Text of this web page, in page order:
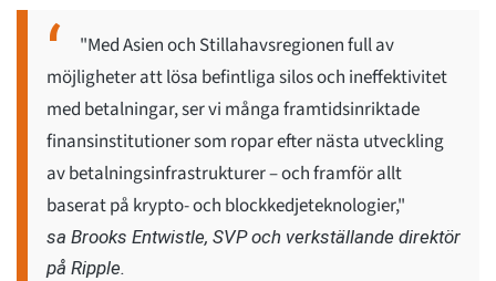
"Med Asien och Stillahavsregionen full av
möjligheter att lösa befintliga silos och ineffektivitet
med betalningar, ser vi många framtidsinriktade
finansinstitutioner som ropar efter nästa utveckling
av betalningsinfrastrukturer – och framför allt
baserat på krypto- och blockkedjeteknologier,"
sa Brooks Entwistle, SVP och verkställande direktör
på Ripple.